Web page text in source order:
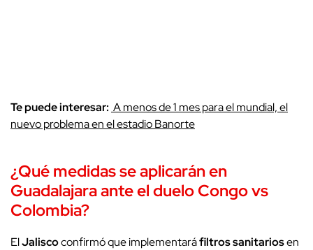
Te puede interesar: A menos de 1 mes para el mundial, el
nuevo problema en el estadio Banorte
¿Qué medidas se aplicarán en
Guadalajaraante el duelo Congo vs
Colombia?
ElJaliscoconfirmó que implementaráfiltros sanitariosen